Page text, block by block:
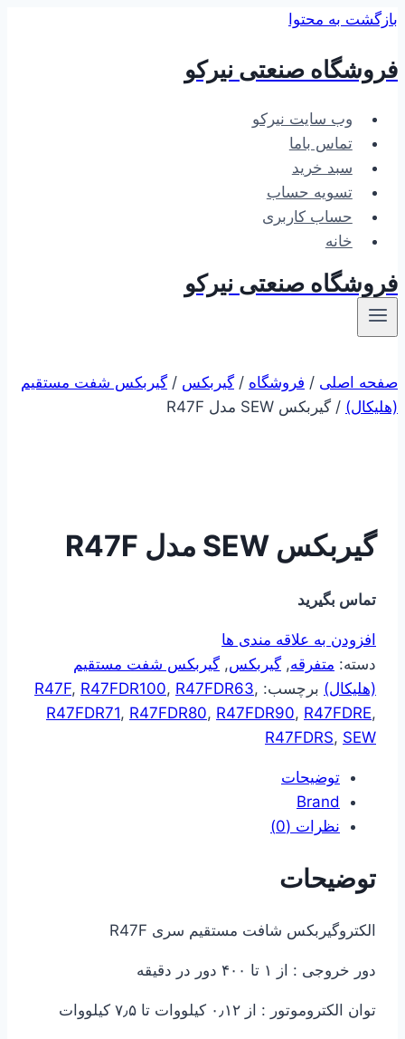
بازگشت به محتوا
فروشگاه صنعتی نیرکو
وب سایت نیرکو
تماس باما
سبد خرید
تسویه حساب
حساب کاربری
خانه
فروشگاه صنعتی نیرکو
صفحه اصلی / فروشگاه / گیربکس / گیربکس شفت مستقیم
(هلیکال) / گیربکس SEW مدل R47F
گیربکس SEW مدل R47F
تماس بگیرید
افزودن به علاقه مندی ها
دسته: متفرقه, گیربکس, گیربکس شفت مستقیم
(هلیکال) برچسب: R47F, R47FDR100, R47FDR63,
R47FDR71, R47FDR80, R47FDR90, R47FDRE,
R47FDRS, SEW
توضیحات
Brand
نظرات (0)
توضیحات
الکتروگیربکس شافت مستقیم سری R47F
دور خروجی : از ۱ تا ۴۰۰ دور در دقیقه
توان الکتروموتور : از ۰٫۱۲ کیلووات تا ۷٫۵ کیلووات